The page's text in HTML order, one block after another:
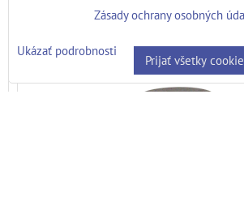
krajina pôvodu: Česko
Zásady ochrany osobných
Ukázať podrobnosti
Prijať všetky